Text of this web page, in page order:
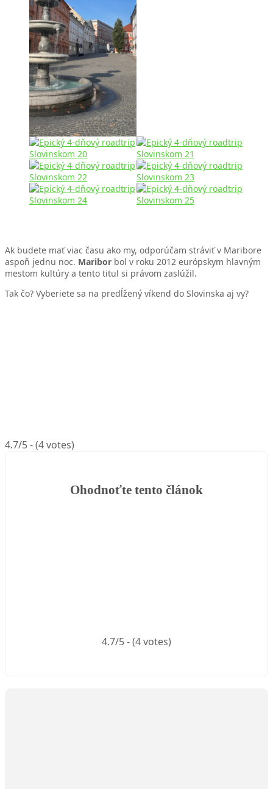
Ak budete mať viac času ako my, odporúčam stráviť v Maribore
aspoň jednu noc. Maribor bol v roku 2012 európskym hlavným
mestom kultúry a tento titul si právom zaslúžil.
Tak čo? Vyberiete sa na predĺžený víkend do Slovinska aj vy?
4.7/5 - (4 votes)
Ohodnoťte tento článok
4.7/5 - (4 votes)